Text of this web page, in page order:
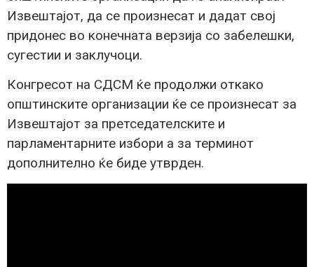
Извештајот, да се произнесат и дадат свој
придонес во конечната верзија со забелешки,
сугестии и заклучоци.
Конгресот на СДСМ ќе продолжи откако
општинските организации ќе се произнесат за
Извештајот за претседателските и
парламентарните избори а за терминот
дополнително ќе биде утврден.